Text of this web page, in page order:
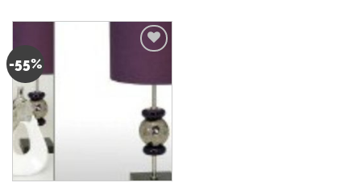
199,00€.99,00€.
-55%